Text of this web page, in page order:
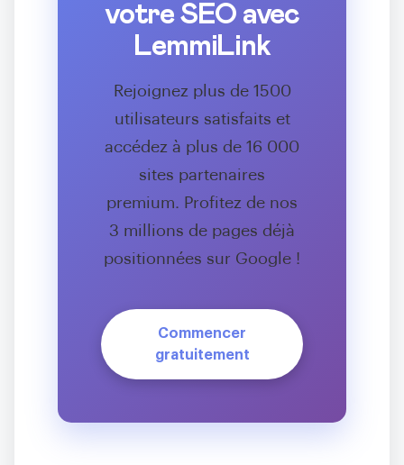
votre SEO avec
LemmiLink
Rejoignez plus de 1500
utilisateurs satisfaits et
accédez à plus de 16 000
sites partenaires
premium. Profitez de nos
3 millions de pages déjà
positionnées sur Google !
Commencer
gratuitement